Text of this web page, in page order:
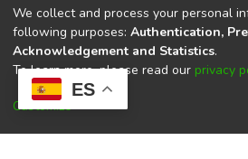
ES
Universidad Politécnica
Universidad Politécnica Estatal del
CACES Resolución N°. 160-
We collect and process your personal
following purposes: Authentication,
Acknowledgement and Statistics.
To learn more, please read our privacy
Customize